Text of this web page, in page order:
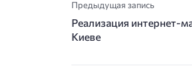
Предыдущая запись
Реализация интернет-
Киеве